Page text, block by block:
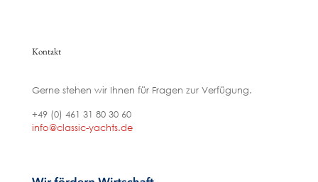
Kontakt
Gerne stehen wir Ihnen für Fragen zur Verfügung.
+49 (0) 461 31 80 30 60
info@classic-yachts.de